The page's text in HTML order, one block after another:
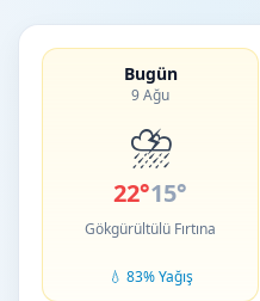
Bugün
9 Ağu
⛈️
22°15°
Gökgürültülü Fırtına
💧 83% Yağış